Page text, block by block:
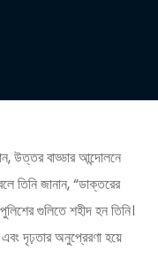
উত্তর বাড্ডার আন্দোলনে
তিনি জানান, “ডাক্তরের
গুলিতে শহীদ হন তিনি।
দৃঢ়তার অনুপ্রেরণা হয়ে